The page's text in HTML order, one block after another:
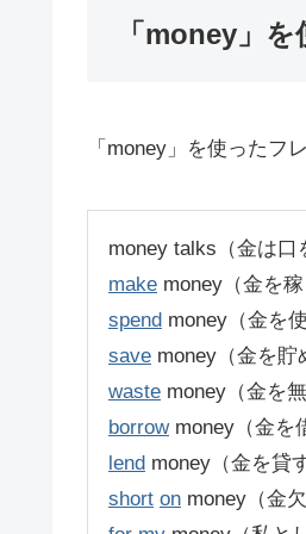
「money」
「money」を使ったフ
money talks（金は口
make money（金を稼
spend money（金を使
save money（金を貯
waste money（金を
borrowmoney（金を
lend money（金を貸す
short on money（金欠